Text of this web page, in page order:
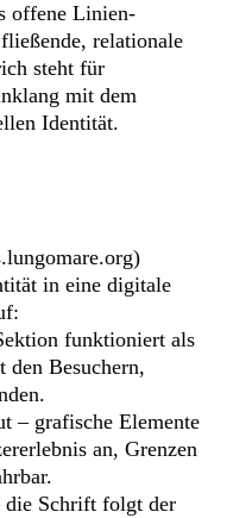
offene Linien-
relationale
steht für
mit dem
Identität.
in eine digitale
funktioniert als
Besuchern,
– grafische Elemente
an, Grenzen
die Schrift folgt der